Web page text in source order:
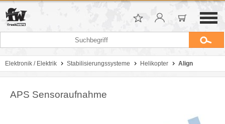
Elektronik / Elektrik Stabilisierungssysteme Helikopter Align
APS Sensoraufnahme